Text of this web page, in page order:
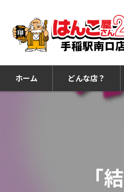
ホーム どんな店？
「